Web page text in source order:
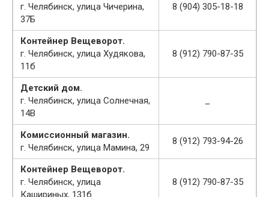
г. Челябинск, улица Чичерина,
37Б
8 (904) 305-18-18
Контейнер Вещеворот.
г. Челябинск, улица Худякова,
11б
8 (912) 790-87-35
Детский дом.
г. Челябинск, улица Солнечная,
14В
Комиссионный магазин.
г. Челябинск, улица Мамина, 29
8 (912) 793-94-26
Контейнер Вещеворот.
г. Челябинск, улица
Кашириных, 131б
8 (912) 790-87-35